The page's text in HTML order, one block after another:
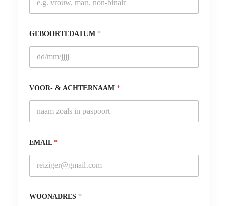
GEBOORTEDATUM *
VOOR- & ACHTERNAAM *
EMAIL *
WOONADRES *